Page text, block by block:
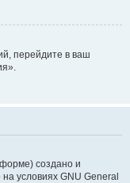
перейдите в ваш
создано и
условиях GNU General